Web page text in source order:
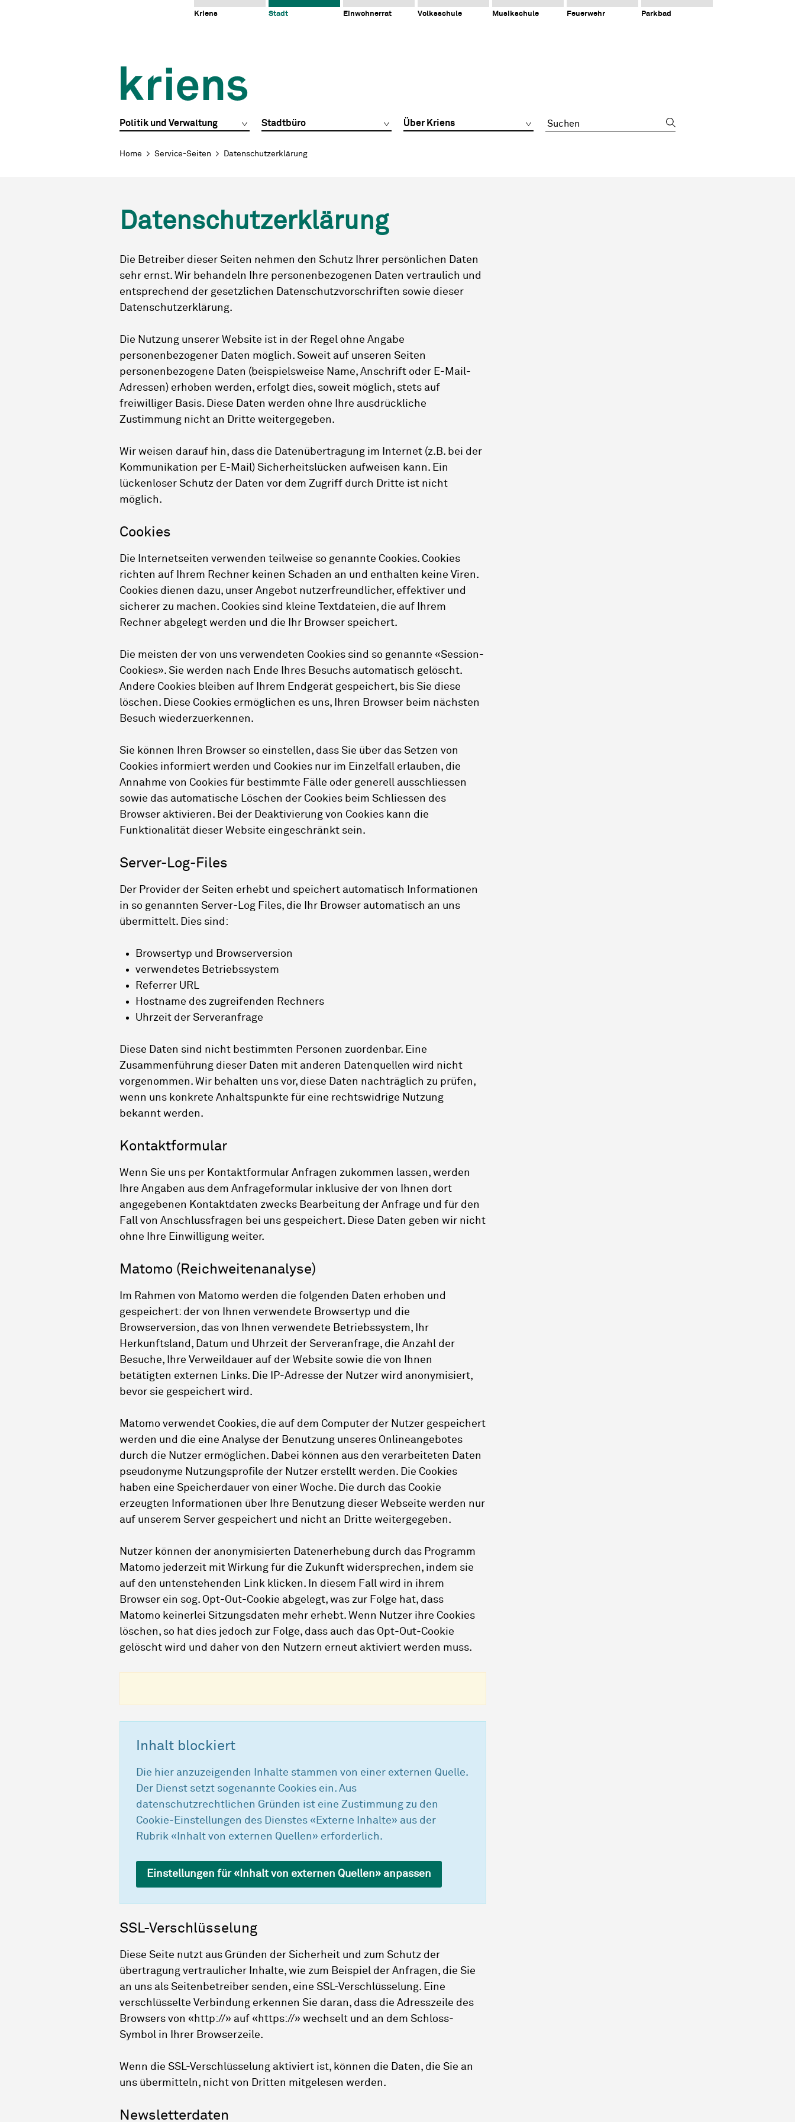
Navigieren in Kriens
Kriens Stadt Einwohnerrat Volksschule Musikschule Feuerwehr Parkbad
Hauptnavigation
Politik und Verwaltung Stadtbüro Über Kriens Suchbegriff
Breadcrumb
Home Service-Seiten Datenschutzerklärung
Datenschutzerklärung
Die Betreiber dieser Seiten nehmen den Schutz Ihrer persönlichen Daten
sehr ernst. Wir behandeln Ihre personenbezogenen Daten vertraulich und
entsprechend der gesetzlichen Datenschutzvorschriften sowie dieser
Datenschutzerklärung.
Die Nutzung unserer Website ist in der Regel ohne Angabe
personenbezogener Daten möglich. Soweit auf unseren Seiten
personenbezogene Daten (beispielsweise Name, Anschrift oder E-Mail-
Adressen) erhoben werden, erfolgt dies, soweit möglich, stets auf
freiwilliger Basis. Diese Daten werden ohne Ihre ausdrückliche
Zustimmung nicht an Dritte weitergegeben.
Wir weisen darauf hin, dass die Datenübertragung im Internet (z.B. bei der
Kommunikation per E-Mail) Sicherheitslücken aufweisen kann. Ein
lückenloser Schutz der Daten vor dem Zugriff durch Dritte ist nicht
möglich.
Cookies
Die Internetseiten verwenden teilweise so genannte Cookies. Cookies
richten auf Ihrem Rechner keinen Schaden an und enthalten keine Viren.
Cookies dienen dazu, unser Angebot nutzerfreundlicher, effektiver und
sicherer zu machen. Cookies sind kleine Textdateien, die auf Ihrem
Rechner abgelegt werden und die Ihr Browser speichert.
Die meisten der von uns verwendeten Cookies sind so genannte «Session-
Cookies». Sie werden nach Ende Ihres Besuchs automatisch gelöscht.
Andere Cookies bleiben auf Ihrem Endgerät gespeichert, bis Sie diese
löschen. Diese Cookies ermöglichen es uns, Ihren Browser beim nächsten
Besuch wiederzuerkennen.
Sie können Ihren Browser so einstellen, dass Sie über das Setzen von
Cookies informiert werden und Cookies nur im Einzelfall erlauben, die
Annahme von Cookies für bestimmte Fälle oder generell ausschliessen
sowie das automatische Löschen der Cookies beim Schliessen des
Browser aktivieren. Bei der Deaktivierung von Cookies kann die
Funktionalität dieser Website eingeschränkt sein.
Server-Log-Files
Der Provider der Seiten erhebt und speichert automatisch Informationen
in so genannten Server-Log Files, die Ihr Browser automatisch an uns
übermittelt. Dies sind:
Browsertyp und Browserversion
verwendetes Betriebssystem
Referrer URL
Hostname des zugreifenden Rechners
Uhrzeit der Serveranfrage
Diese Daten sind nicht bestimmten Personen zuordenbar. Eine
Zusammenführung dieser Daten mit anderen Datenquellen wird nicht
vorgenommen. Wir behalten uns vor, diese Daten nachträglich zu prüfen,
wenn uns konkrete Anhaltspunkte für eine rechtswidrige Nutzung
bekannt werden.
Kontaktformular
Wenn Sie uns per Kontaktformular Anfragen zukommen lassen, werden
Ihre Angaben aus dem Anfrageformular inklusive der von Ihnen dort
angegebenen Kontaktdaten zwecks Bearbeitung der Anfrage und für den
Fall von Anschlussfragen bei uns gespeichert. Diese Daten geben wir nicht
ohne Ihre Einwilligung weiter.
Matomo (Reichweitenanalyse)
Im Rahmen von Matomo werden die folgenden Daten erhoben und
gespeichert: der von Ihnen verwendete Browsertyp und die
Browserversion, das von Ihnen verwendete Betriebssystem, Ihr
Herkunftsland, Datum und Uhrzeit der Serveranfrage, die Anzahl der
Besuche, Ihre Verweildauer auf der Website sowie die von Ihnen
betätigten externen Links. Die IP-Adresse der Nutzer wird anonymisiert,
bevor sie gespeichert wird.
Matomo verwendet Cookies, die auf dem Computer der Nutzer gespeichert
werden und die eine Analyse der Benutzung unseres Onlineangebotes
durch die Nutzer ermöglichen. Dabei können aus den verarbeiteten Daten
pseudonyme Nutzungsprofile der Nutzer erstellt werden. Die Cookies
haben eine Speicherdauer von einer Woche. Die durch das Cookie
erzeugten Informationen über Ihre Benutzung dieser Webseite werden nur
auf unserem Server gespeichert und nicht an Dritte weitergegeben.
Nutzer können der anonymisierten Datenerhebung durch das Programm
Matomo jederzeit mit Wirkung für die Zukunft widersprechen, indem sie
auf den untenstehenden Link klicken. In diesem Fall wird in ihrem
Browser ein sog. Opt-Out-Cookie abgelegt, was zur Folge hat, dass
Matomo keinerlei Sitzungsdaten mehr erhebt. Wenn Nutzer ihre Cookies
löschen, so hat dies jedoch zur Folge, dass auch das Opt-Out-Cookie
gelöscht wird und daher von den Nutzern erneut aktiviert werden muss.
Inhalt blockiert
Die hier anzuzeigenden Inhalte stammen von einer externen Quelle.
Der Dienst setzt sogenannte Cookies ein. Aus
datenschutzrechtlichen Gründen ist eine Zustimmung zu den
Cookie-Einstellungen des Dienstes «Externe Inhalte» aus der
Rubrik «Inhalt von externen Quellen» erforderlich.
Einstellungen für «Inhalt von externen Quellen» anpassen
SSL-Verschlüsselung
Diese Seite nutzt aus Gründen der Sicherheit und zum Schutz der
übertragung vertraulicher Inhalte, wie zum Beispiel der Anfragen, die Sie
an uns als Seitenbetreiber senden, eine SSL-Verschlüsselung. Eine
verschlüsselte Verbindung erkennen Sie daran, dass die Adresszeile des
Browsers von «http://» auf «https://» wechselt und an dem Schloss-
Symbol in Ihrer Browserzeile.
Wenn die SSL-Verschlüsselung aktiviert ist, können die Daten, die Sie an
uns übermitteln, nicht von Dritten mitgelesen werden.
Newsletterdaten